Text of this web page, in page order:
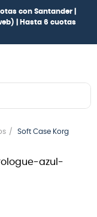
con Santander |
|
Hasta 6 cuotas
Soft Case Korg